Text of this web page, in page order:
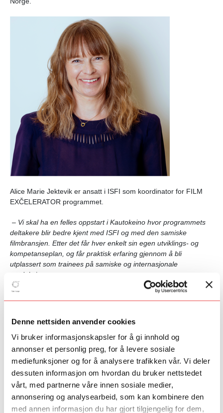
Denne nettsiden anvender cookies
Vi bruker informasjonskapsler for å gi innhold og
annonser et personlig preg, for å levere sosiale
mediefunksjoner og for å analysere trafikken vår. Vi deler
dessuten informasjon om hvordan du bruker nettstedet
vårt, med partnerne våre innen sosiale medier,
annonsering og analysearbeid, som kan kombinere den
med annen informasjon du har gjort tilgjengelig for dem,
Alice Marie Jektevik er ansatt i ISFI som koordinator for FILM
EXČELERATOR programmet.
– Vi skal ha en felles oppstart i Kautokeino hvor programmets
deltakere blir bedre kjent med ISFI og med den samiske
filmbransjen. Etter det får hver enkelt sin egen utviklings- og
kompetanseplan, og får praktisk erfaring gjennom å bli
utplassert som trainees på samiske og internasjonale
produksjoner.
Deltakerne får også mulighet til å bli med på reiser
–tillegg tar vi med deltakerne på filmfestivaler i Sápmi og i
utlandet, hvor de får bli kjent med internasjonal filmbransje og
får knytte kontakter. Jeg oppfordrer alle som syns dette høres
spennende ut til å søke,sier Jektevik.